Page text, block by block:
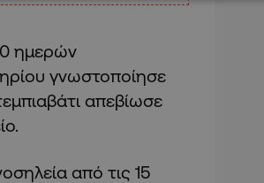
ημερών
γνωστοποίησε
απεβίωσε
από τις 15